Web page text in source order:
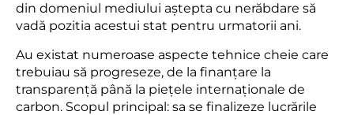
din domeniul mediului aștepta cu nerăbdare să
vadă pozitia acestui stat pentru urmatorii ani.
Au existat numeroase aspecte tehnice cheie care
trebuiau să progreseze, de la finanțare la
transparență până la piețele internaționale de
carbon. Scopul principal: sa se finalizeze lucrările